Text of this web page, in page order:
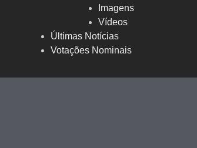
Imagens
Vídeos
Últimas Notícias
Votações Nominais